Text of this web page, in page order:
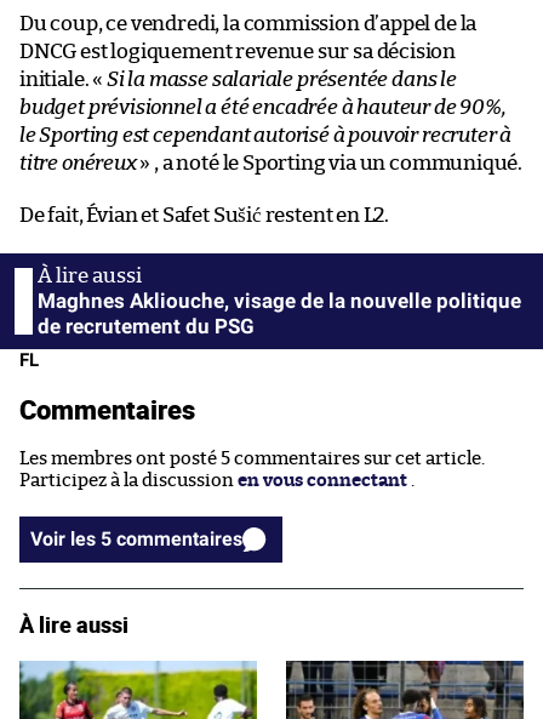
Du coup, ce vendredi, la commission d’appel de la
DNCG est logiquement revenue sur sa décision
initiale. « Si la masse salariale présentée dans le
budget prévisionnel a été encadrée à hauteur de 90%,
le Sporting est cependant autorisé à pouvoir recruter à
titre onéreux» , a noté le Sporting via un communiqué.
De fait, Évian et Safet Sušić restent en L2.
Maghnes Akliouche, visage de la nouvelle politique
de recrutement du PSG
FL
Commentaires
Les membres ont posté 5 commentaires sur cet article.
Participez à la discussion en vous connectant
Voir les 5 commentaires
À lire aussi